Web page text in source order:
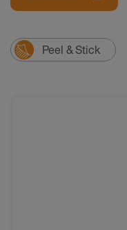
Peel & Stick